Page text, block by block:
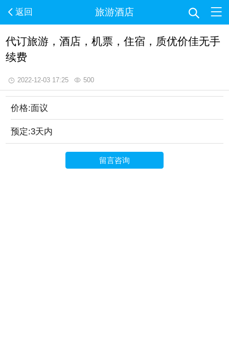
返回 旅游酒店
代订旅游，酒店，机票，住宿，质优价佳无手
续费
2022-12-03 17:25 500
价格:面议
预定:3天内
留言咨询